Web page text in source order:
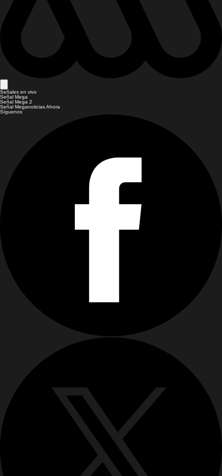
Señales en vivo
Señal Mega
Señal Mega 2
Señal Meganoticias Ahora
Síguenos